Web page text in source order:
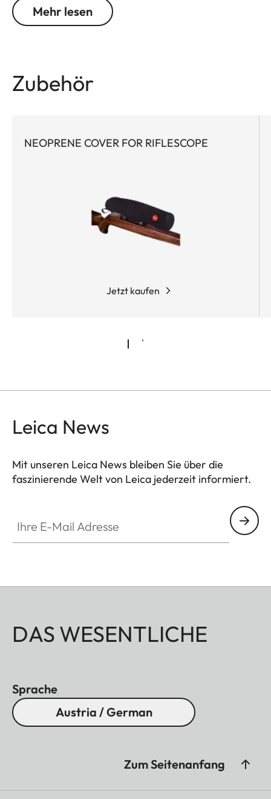
sportlichen Weitschuss bis zum Wettkampf auf
extreme Distanzen unter schwierigsten
herausfordernde Lichtverhältnisse. Und der große
ausgelegt.
Bedingungen. Dank der Zero-Stopp-Funktion lässt
sich das Leica PRS 5-30x56i schnell und einfach an
die individuellen Anforderungen anpassen. Extrem
jeder Schuss-Situation.
Mehr lesen
Zubehör
NEOPRENE COVER FOR RIFLESCOPE
Jetzt kaufen
Leica News
Mit unseren Leica News bleiben Sie über die
faszinierende Welt von Leica jederzeit informiert.
DAS WESENTLICHE
Sprache
Austria / German
Zum Seitenanfang